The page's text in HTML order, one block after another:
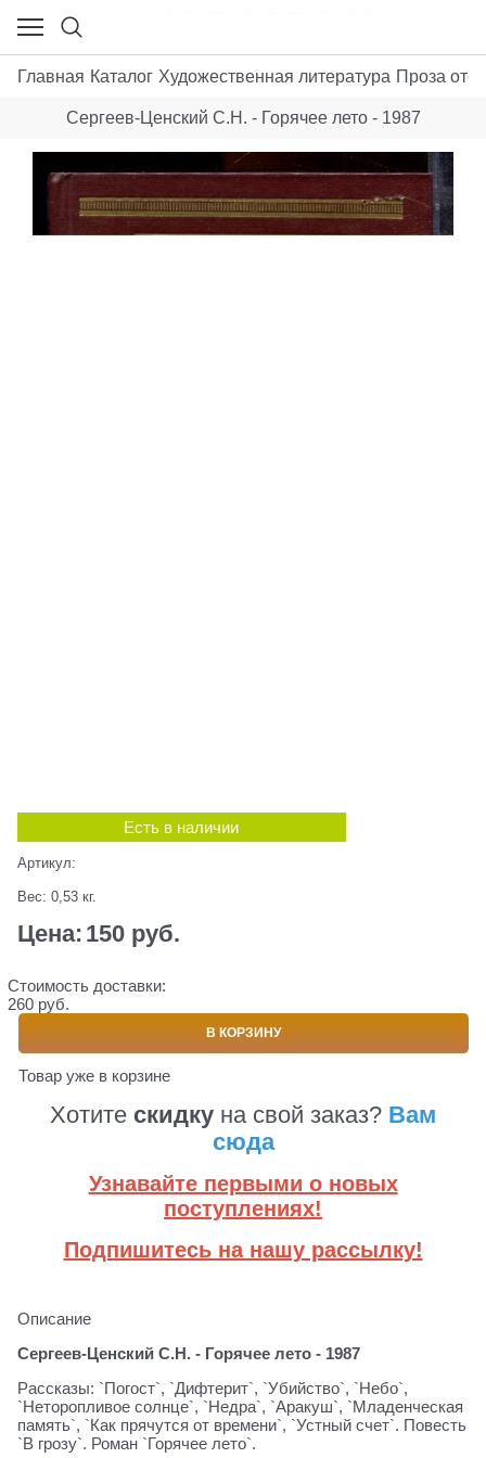
Главная Каталог Художественная литература Проза
Сергеев-Ценский С.Н. - Горячее лето - 1987
Есть в наличии
Артикул:
Вес: 0,53 кг.
Цена: 150 руб.
Стоимость доставки:
260 руб.
В КОРЗИНУ
Товар уже в корзине
Хотите скидку на свой заказ? Вам
сюда
Узнавайте первыми о новых
поступлениях!
Подпишитесь на нашу рассылку!
Описание
Сергеев-Ценский С.Н. - Горячее лето - 1987
Рассказы: `Погост`, `Дифтерит`, `Убийство`, `Небо`,
`Неторопливое солнце`, `Недра`, `Аракуш`, `Младенческая
память`, `Как прячутся от времени`, `Устный счет`. Повесть
`В грозу`. Роман `Горячее лето`.